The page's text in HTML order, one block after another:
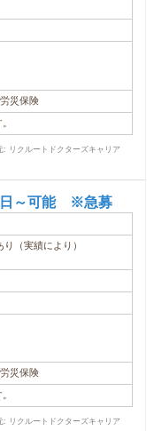
災保険
: リクルートドクターズキャリア
～可能 ※急募
（実績により）
災保険
: リクルートドクターズキャリア